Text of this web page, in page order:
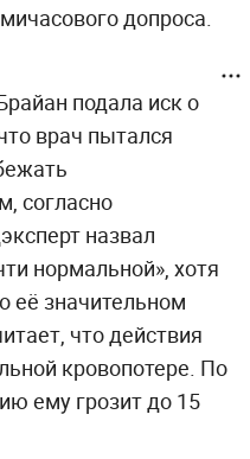
допроса.
подала иск о
врач пытался
согласно
назвал
нормальной», хотя
её значительном
что действия
кровопотере. По
ему грозит до 15